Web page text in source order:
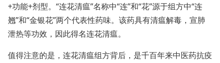
+功能+剂型。“连花清瘟”名称中“连”和“花”源于组方中“连
翘”和“金银花”两个代表性药味。该药具有清瘟解毒，宣肺
泄热等功效，因此得名连花清瘟。
值得注意的是，连花清瘟组方背后，是千百年来中医药抗疫